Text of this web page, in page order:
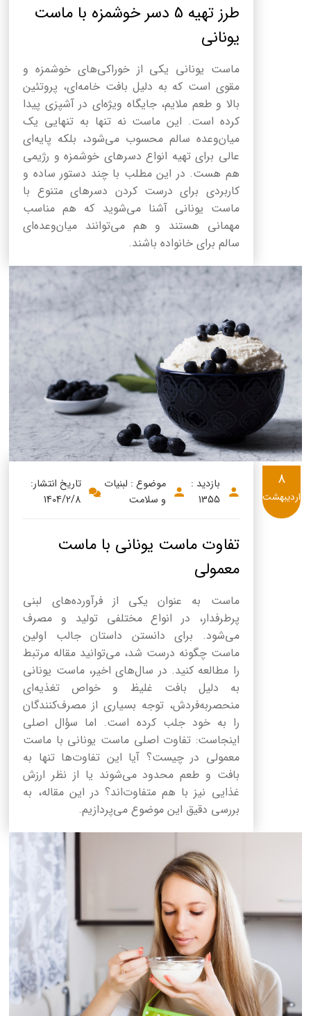
طرز تهیه 5 دسر خوشمزه با ماست
یونانی
ماست یونانی یکی از خوراکی‌های خوشمزه و
مقوی است که به دلیل بافت خامه‌ای، پروتئین
بالا و طعم ملایم، جایگاه ویژه‌ای در آشپزی پیدا
کرده است. این ماست نه تنها به تنهایی یک
میان‌وعده سالم محسوب می‌شود، بلکه پایه‌ای
عالی برای تهیه انواع دسرهای خوشمزه و رژیمی
هم هست. در این مطلب با چند دستور ساده و
کاربردی برای درست کردن دسرهای متنوع با
ماست یونانی آشنا می‌شوید که هم مناسب
مهمانی هستند و هم می‌توانند میان‌وعده‌ای
سالم برای خانواده باشند.
بازدید :
1355
موضوع : لبنیات
و سلامت
تاریخ انتشار:
1404/2/8
تفاوت ماست یونانی با ماست
معمولی
ماست به عنوان یکی از فرآورده‌های لبنی
پرطرفدار، در انواع مختلفی تولید و مصرف
می‌شود. برای دانستن داستان جالب اولین
ماست چگونه درست شد، می‌توانید مقاله مرتبط
را مطالعه کنید. در سال‌های اخیر، ماست یونانی
به دلیل بافت غلیظ و خواص تغذیه‌ای
منحصربه‌فردش، توجه بسیاری از مصرف‌کنندگان
را به خود جلب کرده است. اما سؤال اصلی
اینجاست: تفاوت اصلی ماست یونانی با ماست
معمولی در چیست؟ آیا این تفاوت‌ها تنها به
بافت و طعم محدود می‌شوند یا از نظر ارزش
غذایی نیز با هم متفاوت‌اند؟ در این مقاله، به
بررسی دقیق این موضوع می‌پردازیم.
8
اردیبهشت